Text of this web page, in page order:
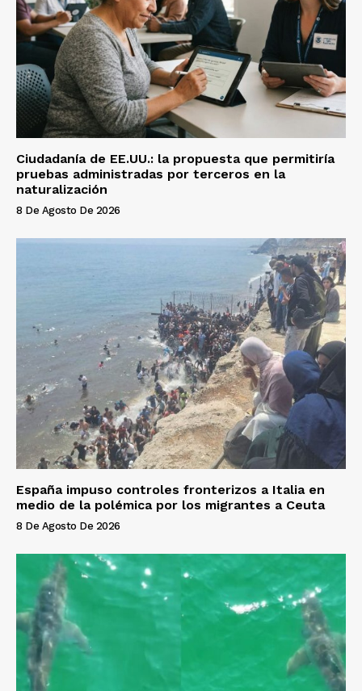
Ciudadanía de EE.UU.: la propuesta que permitiría
pruebas administradas por terceros en la
naturalización
8 De Agosto De 2026
España impuso controles fronterizos a Italia en
medio de la polémica por los migrantes a Ceuta
8 De Agosto De 2026